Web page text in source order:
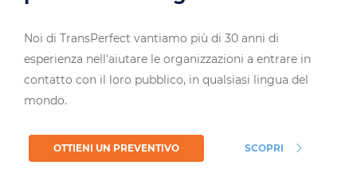
Noi di TransPerfect vantiamo più di 30 anni di
esperienza nell'aiutare le organizzazioni a entrare in
contatto con il loro pubblico, in qualsiasi lingua del
mondo.
OTTIENI UN PREVENTIVO SCOPRI